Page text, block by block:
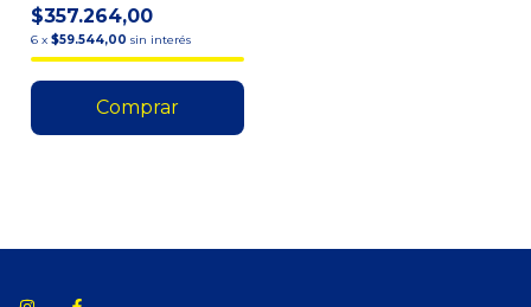
$357.264,00
6 x $59.544,00 sin interés